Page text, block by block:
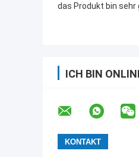
das Produkt bin sehr
ICH BIN